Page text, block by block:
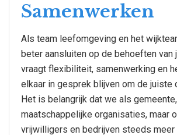
Samenwerken
Als team leefomgeving en het
beter aansluiten op de behoeften van
vraagt flexibiliteit, samenwerking en
elkaar in gesprek blijven om de juiste
Het is belangrijk dat we als gemeente,
maatschappelijke organisaties, maar
vrijwilligers en bedrijven steeds meer